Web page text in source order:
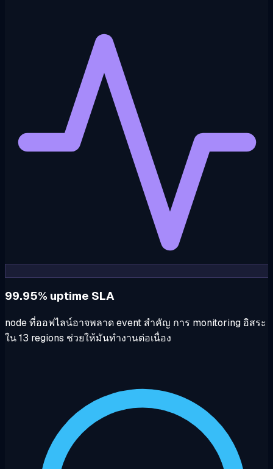
99.95% uptime SLA
node ที่ออฟไลน์อาจพลาด event สำคัญ การ monitoring อิสระ
ใน 13 regions ช่วยให้มันทำงานต่อเนื่อง